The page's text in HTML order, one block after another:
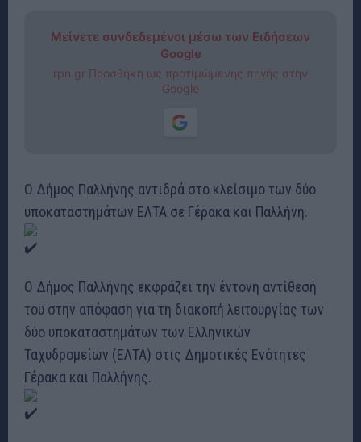
Μείνετε συνδεδεμένοι μέσω των Ειδήσεων
Google
rpn.gr Προσθήκη ως προτιμώμενης πηγής στην
Google
Ο Δήμος Παλλήνης αντιδρά στο κλείσιμο των δύο
υποκαταστημάτων ΕΛΤΑ σε Γέρακα και Παλλήνη.
Ο Δήμος Παλλήνης εκφράζει την έντονη αντίθεσή
του στην απόφαση για τη διακοπή λειτουργίας των
δύο υποκαταστημάτων των Ελληνικών
Ταχυδρομείων (ΕΛΤΑ) στις Δημοτικές Ενότητες
Γέρακα και Παλλήνης.